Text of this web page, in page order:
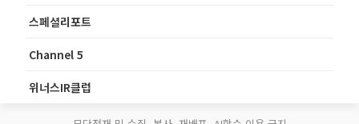
스페셜리포트
Channel 5
위너스IR클럽